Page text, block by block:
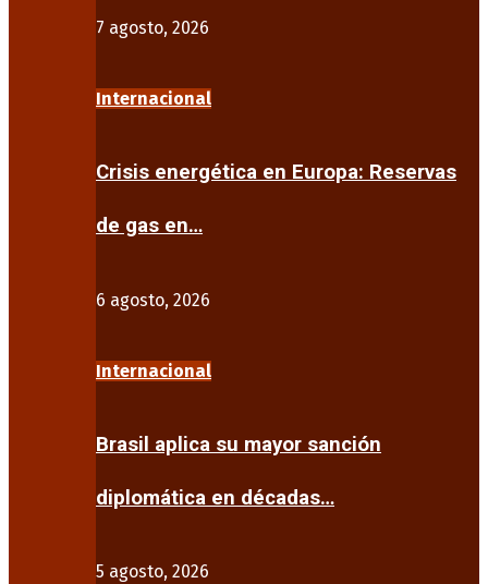
7 agosto, 2026
Internacional
Crisis energética en Europa: Reservas
de gas en…
6 agosto, 2026
Internacional
Brasil aplica su mayor sanción
diplomática en décadas…
5 agosto, 2026